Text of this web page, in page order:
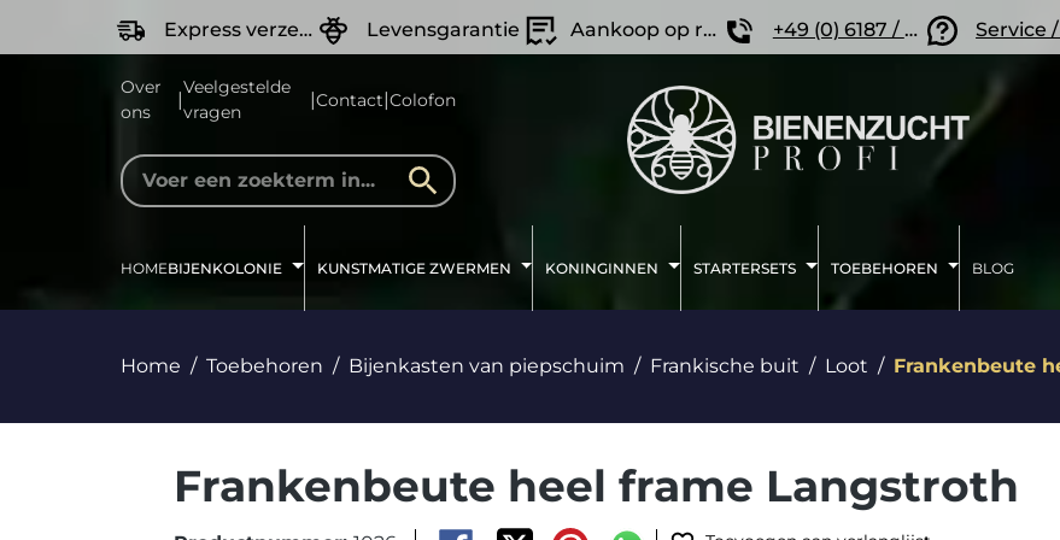
Ga naar de hoofdnavigatie
Express verzending Levensgarantie Aankoop op rekening +49 (0) 6187 / 207 57 86 Service
Over
ons
|
Veelgestelde
vragen
|Contact|Colofon
HOMEBIJENKOLONIE KUNSTMATIGE ZWERMEN KONINGINNEN STARTERSETS TOEBEHOREN BLOG
Home Toebehoren Bijenkasten van piepschuim Frankische buit Loot Frankenbeute
Frankenbeute heel frame Langstroth